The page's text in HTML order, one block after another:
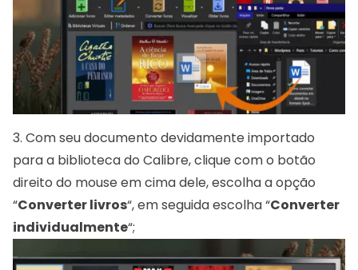
3. Com seu documento devidamente importado
para a biblioteca do Calibre, clique com o botão
direito do mouse em cima dele, escolha a opção
“Converter livros“, em seguida escolha “Converter
individualmente“;